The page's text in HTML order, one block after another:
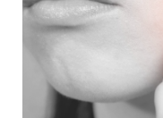
１．歯の痛みが
歯の痛みが突然消え
能性があります。